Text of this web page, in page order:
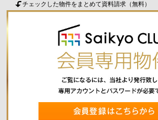
チェックした物件をまとめて資料請求（無料）